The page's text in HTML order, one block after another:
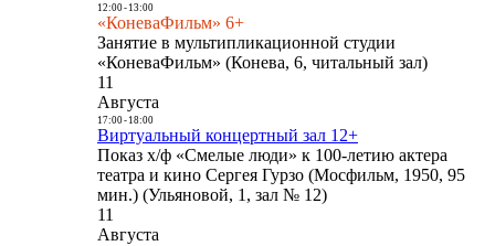
12:00- 13:00
«КоневаФильм» 6+
Занятие в мультипликационной студии
«КоневаФильм» (Конева, 6, читальный зал)
11
Августа
17:00- 18:00
Виртуальный концертный зал 12+
Показ х/ф «Смелые люди» к 100-летию актера
театра и кино Сергея Гурзо (Мосфильм, 1950, 95
мин.) (Ульяновой, 1, зал № 12)
11
Августа